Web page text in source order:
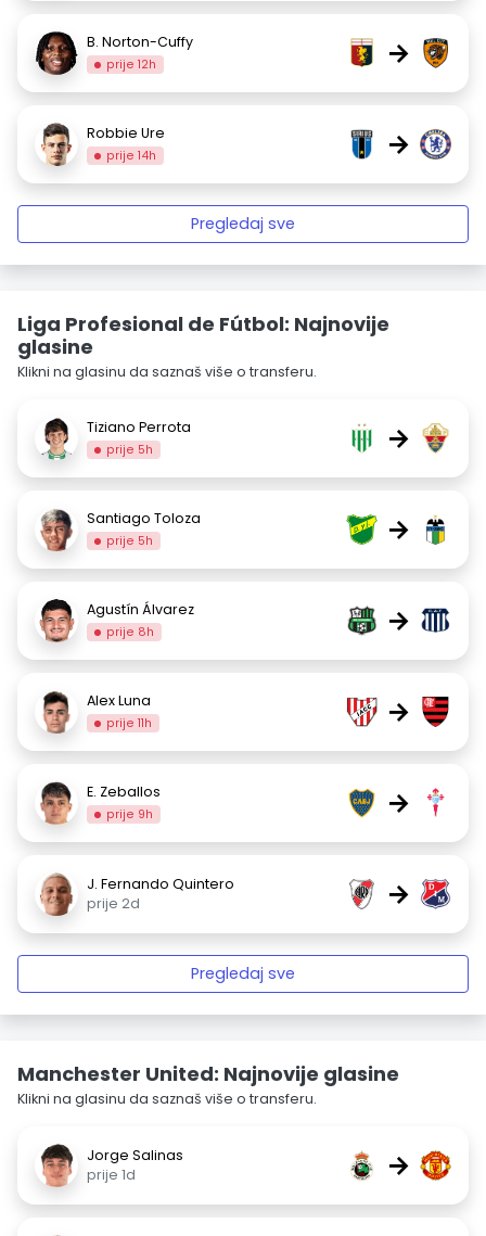
B. Norton-Cuffy
prije 12h →
Robbie Ure
prije 14h →
Pregledaj sve
Liga Profesional de Fútbol: Najnovije
glasine
Klikni na glasinu da saznaš više o transferu.
Tiziano Perrota
prije 5h →
Santiago Toloza
prije 5h →
Agustín Álvarez
prije 8h →
Alex Luna
prije 11h →
E. Zeballos
prije 9h →
J. Fernando Quintero
prije 2d
→
Pregledaj sve
Manchester United: Najnovije glasine
Klikni na glasinu da saznaš više o transferu.
Jorge Salinas
prije 1d
→